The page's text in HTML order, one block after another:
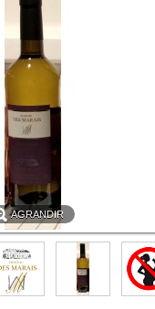
AGRANDIR